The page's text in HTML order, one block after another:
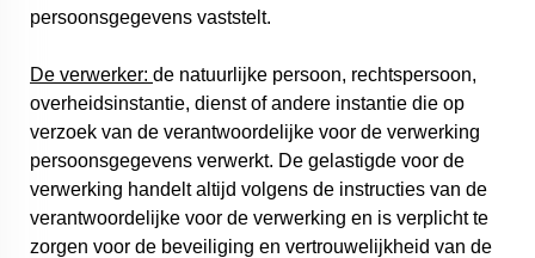
persoonsgegevens vaststelt.
De verwerker: de natuurlijke persoon, rechtspersoon,
overheidsinstantie, dienst of andere instantie die op
verzoek van de verantwoordelijke voor de verwerking
persoonsgegevens verwerkt. De gelastigde voor de
verwerking handelt altijd volgens de instructies van de
verantwoordelijke voor de verwerking en is verplicht te
zorgen voor de beveiliging en vertrouwelijkheid van de